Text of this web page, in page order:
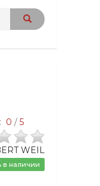
0 / 5
WEIL
в наличии